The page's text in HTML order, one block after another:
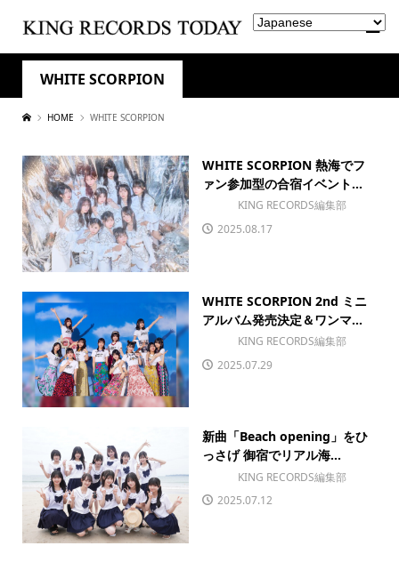
WHITE SCORPION
HOME WHITE SCORPION
WHITE SCORPION 熱海でフ
ァン参加型の合宿イベント...
KING RECORDS編集部
2025.08.17
WHITE SCORPION 2nd ミニ
アルバム発売決定＆ワンマ...
KING RECORDS編集部
2025.07.29
新曲「Beach opening」をひ
っさげ 御宿でリアル海...
KING RECORDS編集部
2025.07.12